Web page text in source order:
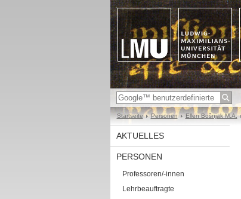
Startseite Personen Ellen Bošnjak M.A.
AKTUELLES
PERSONEN
Professoren/-innen
Lehrbeauftragte